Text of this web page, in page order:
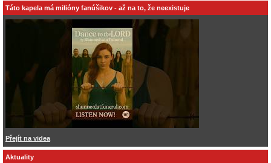
Táto kapela má milióny fanúšikov - až na to, že neexistuje
Přejít na videa
Aktuality